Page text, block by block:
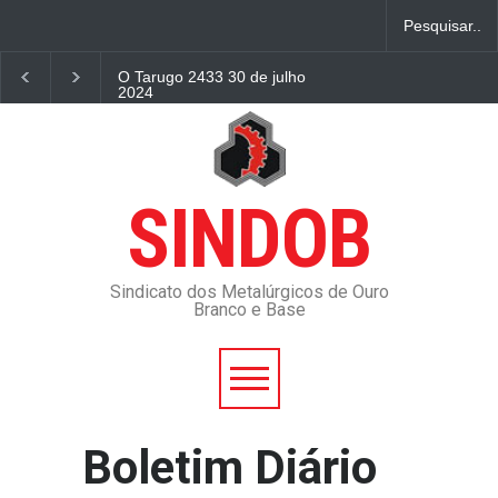
O Tarugo 2433 30 de julho
2024
Tarifas de água e esgoto da
Copasa irão cair em Minas
Receita Federal devolverá
imposto dos últimos 5 anos;
veja se tem direito e como
fazer!
sindicatos antes de fazer
demissão em massa
Emergencial
SINDOB
Sindicato dos Metalúrgicos de Ouro
Branco e Base
Boletim Diário